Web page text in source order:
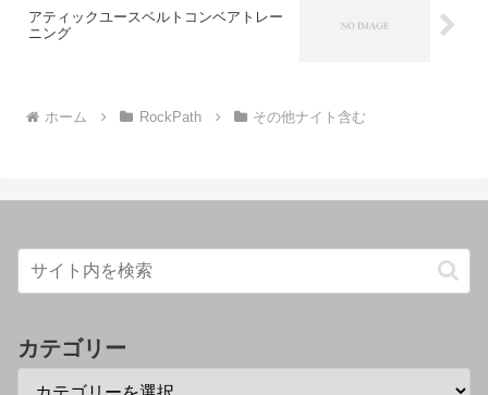
アティックユースベルトコンベアトレー
ニング
ホーム RockPath その他ナイト含む
カテゴリー